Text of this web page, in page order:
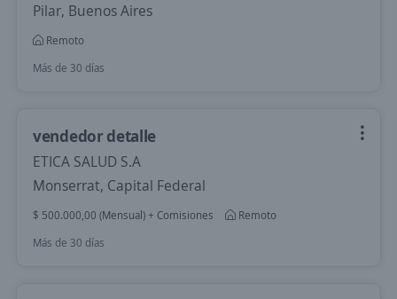
Pilar, Buenos Aires
Remoto
Más de 30 días
vendedor detalle
ETICA SALUD S.A
Monserrat, Capital Federal
$ 500.000,00 (Mensual) + Comisiones
Remoto
Más de 30 días